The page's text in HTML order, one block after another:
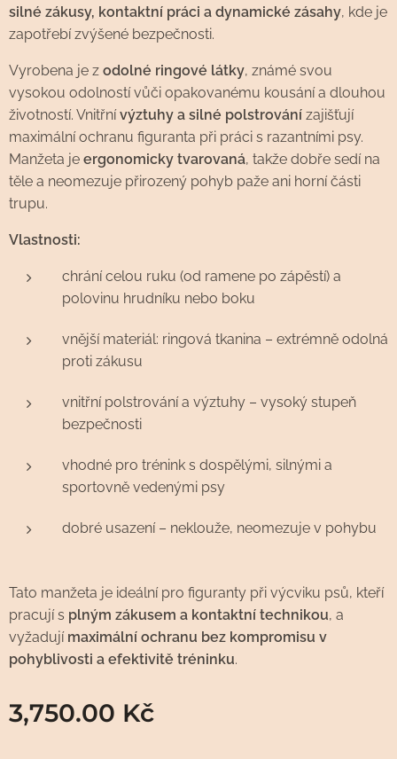
silné zákusy, kontaktní práci a dynamické zásahy, kde je
zapotřebí zvýšené bezpečnosti.
Vyrobena je z odolné ringové látky, známé svou
vysokou odolností vůči opakovanému kousání a dlouhou
životností. Vnitřnívýztuhy a silné polstrování zajišťují
maximální ochranu figuranta při práci s razantními psy.
Manžeta je ergonomicky tvarovaná, takže dobře sedí na
těle a neomezuje přirozený pohyb paže ani horní části
trupu.
Vlastnosti:
chrání celou ruku (od ramene po zápěstí) a
polovinu hrudníku nebo boku
vnější materiál: ringová tkanina – extrémně odolná
proti zákusu
vnitřní polstrování a výztuhy – vysoký stupeň
bezpečnosti
vhodné pro trénink s dospělými, silnými a
sportovně vedenými psy
dobré usazení – neklouže, neomezuje v pohybu
Tato manžeta je ideální pro figuranty při výcviku psů, kteří
pracují s plným zákusem a kontaktní technikou, a
vyžadují maximální ochranu bez kompromisu v
pohyblivosti a efektivitě tréninku.
3,750.00 Kč